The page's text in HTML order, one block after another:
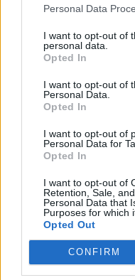
Personal Data
I want to opt-out of
personal data.
Opted In
I want to opt-out of
Personal Data.
Opted In
I want to opt-out of
Personal Data for
Opted In
I want to opt-out of
Retention, Sale,
Personal Data that
Purposes for which
Opted Out
CONFIRM
Την Κυριακή 30
εκλογές για νέα
Med-Professionals